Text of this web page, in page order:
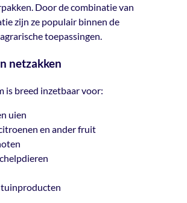
zijn ze populair binnen de
toepassingen.
en ander fruit
worden vaak gebruikt wanneer
Door de combinatie van
zijn ze populair binnen de
toepassingen.
netzakken
is breed inzetbaar voor:
uien
en ander fruit